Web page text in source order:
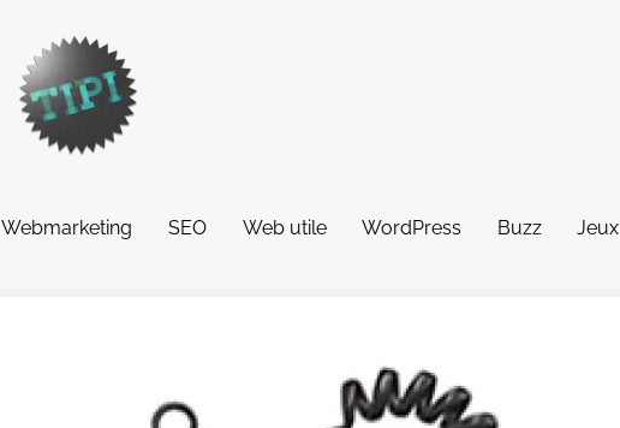
Webmarketing SEO Web utile WordPress Buzz Jeux